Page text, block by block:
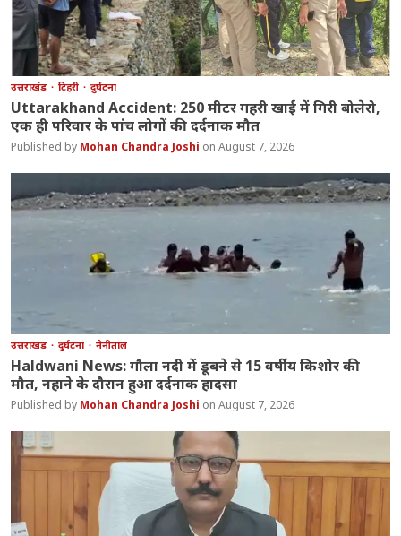
उत्तराखंड टिहरी दुर्घटना
Uttarakhand Accident: 250 मीटर गहरी खाई में गिरी बोलेरो,
एक ही परिवार के पांच लोगों की दर्दनाक मौत
Mohan Chandra Joshi August 7, 2026
उत्तराखंड दुर्घटना नैनीताल
Haldwani News: गौला नदी में डूबने से 15 वर्षीय किशोर की
मौत, नहाने के दौरान हुआ दर्दनाक हादसा
Mohan Chandra Joshi August 7, 2026